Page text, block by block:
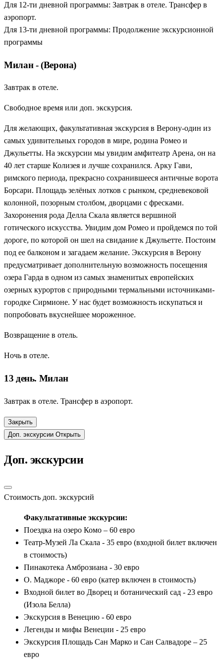
Для 12-ти дневной программы: Завтрак в отеле. Трансфер в
аэропорт.
Для 13-ти дневной программы: Продолжение экскурсионной
программы
Милан - (Верона)
Завтрак в отеле.
Свободное время или доп. экскурсия.
Для желающих, факультативная экскурсия в Верону-один из
самых удивительных городов в мире, родина Ромео и
Джульетты. На экскурсии мы увидим амфитеатр Арена, он на
40 лет старше Колизея и лучше сохранился. Арку Гави,
римского периода, прекрасно сохранившееся античные ворота
Борсари. Площадь зелёных лотков с рынком, средневековой
колонной, позорным столбом, дворцами с фресками.
Захоронения рода Делла Скала является вершиной
готического искусства. Увидим дом Ромео и пройдемся по той
дороге, по которой он шел на свидание к Джульетте. Постоим
под ее балконом и загадаем желание. Экскурсия в Верону
предусматривает дополнительную возможность посещения
озера Гарда в одном из самых знаменитых европейских
озерных курортов с природными термальными источниками-
городке Сирмионе. У нас будет возможность искупаться и
попробовать вкуснейшее мороженное.
Возвращение в отель.
Ночь в отеле.
13 день. Милан
Завтрак в отеле. Трансфер в аэропорт.
Закрыть
Доп. экскурсии Открыть
Доп. экскурсии
Стоимость доп. экскурсий
Факультативные экскурсии:
Поездка на озеро Комо – 60 евро
Театр-Музей Ла Скала - 35 евро (входной билет включен
в стоимость)
Пинакотека Амброзиана - 30 евро
О. Маджоре - 60 евро (катер включен в стоимость)
Входной билет во Дворец и ботанический сад - 23 евро
(Изола Белла)
Экскурсия в Венецию - 60 евро
Легенды и мифы Венеции - 25 евро
Экскурсия Площадь Сан Марко и Сан Салвадоре – 25
евро